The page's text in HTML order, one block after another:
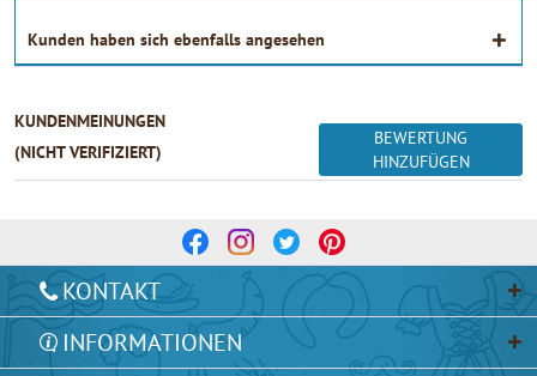
Kunden haben sich ebenfalls angesehen
KUNDENMEINUNGEN
(NICHT VERIFIZIERT)
BEWERTUNG
HINZUFÜGEN
KONTAKT
INFORMATIONEN